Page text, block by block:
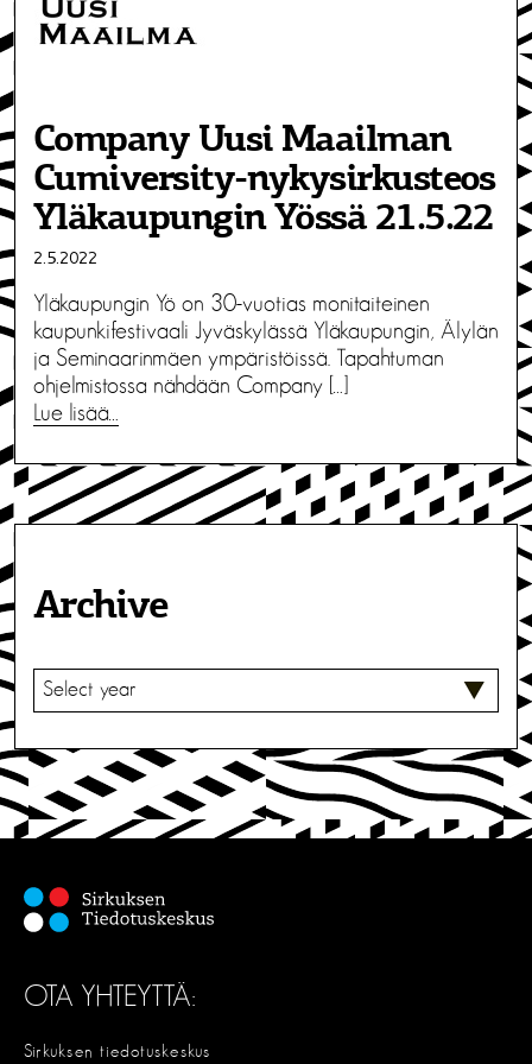
Company Uusi Maailman
Cumiversity-nykysirkusteos
Yläkaupungin Yössä 21.5.22
2.5.2022
Yläkaupungin Yö on 30-vuotias monitaiteinen
kaupunkifestivaali Jyväskylässä Yläkaupungin, Älylän
ja Seminaarinmäen ympäristöissä. Tapahtuman
ohjelmistossa nähdään Company […]
Lue lisää…
Archive
V
I
S
E
OTA YHTEYTTÄ:
Sirkuksen tiedotuskeskus